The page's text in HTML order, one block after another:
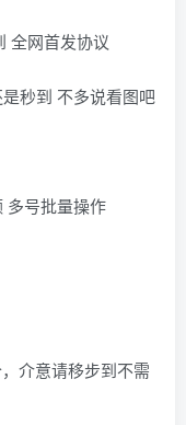
全网首发协议
秒到 不多说看图吧
多号批量操作
介意请移步到不需